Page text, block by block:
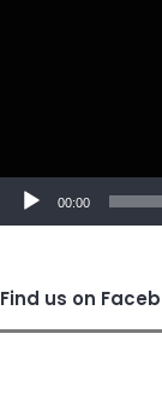
00:00
Find us on